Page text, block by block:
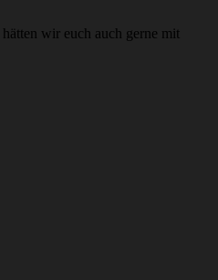
wir euch auch gerne mit